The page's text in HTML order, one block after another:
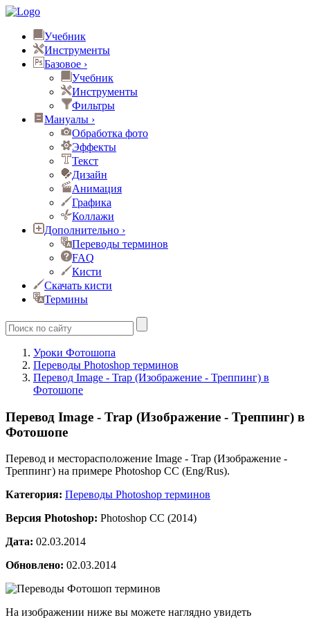
Учебник
Инструменты
Базовое ›
Учебник
Инструменты
Фильтры
Мануалы ›
Обработка фото
Эффекты
Текст
Дизайн
Анимация
Графика
Коллажи
Дополнительно ›
Переводы терминов
FAQ
Кисти
Скачать кисти
Термины
Уроки Фотошопа
Переводы Photoshop терминов
Перевод Image - Trap (Изображение - Треппинг) в
Фотошопе
Перевод Image - Trap (Изображение - Треппинг) в
Фотошопе
Перевод и месторасположение Image - Trap (Изображение -
Треппинг) на примере Photoshop CC (Eng/Rus).
Категория: Переводы Photoshop терминов
Версия Photoshop: Photoshop CC (2014)
Дата: 02.03.2014
Обновлено: 02.03.2014
На изображении ниже вы можете наглядно увидеть